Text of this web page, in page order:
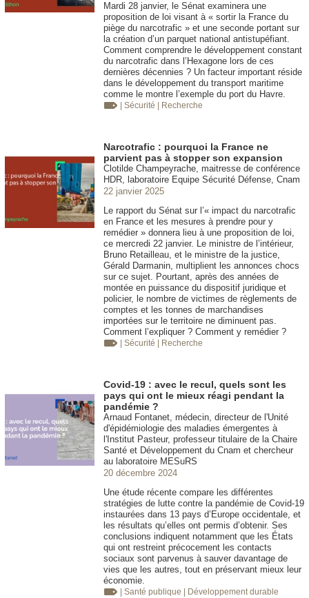
Mardi 28 janvier, le Sénat examinera une
proposition de loi visant à « sortir la France du
piège du narcotrafic » et une seconde portant sur
la création d’un parquet national antistupéfiant.
Comment comprendre le développement constant
du narcotrafic dans l’Hexagone lors de ces
dernières décennies ? Un facteur important réside
dans le développement du transport maritime
comme le montre l’exemple du port du Havre.
| Sécurité | Recherche
Narcotrafic : pourquoi la France ne
parvient pas à stopper son expansion
Clotilde Champeyrache, maitresse de conférence
HDR, laboratoire Equipe Sécurité Défense, Cnam
22 janvier 2025
Le rapport du Sénat sur l’« impact du narcotrafic
en France et les mesures à prendre pour y
remédier » donnera lieu à une proposition de loi,
ce mercredi 22 janvier. Le ministre de l’intérieur,
Bruno Retailleau, et le ministre de la justice,
Gérald Darmanin, multiplient les annonces chocs
sur ce sujet. Pourtant, après des années de
montée en puissance du dispositif juridique et
policier, le nombre de victimes de règlements de
comptes et les tonnes de marchandises
importées sur le territoire ne diminuent pas.
Comment l’expliquer ? Comment y remédier ?
| Sécurité | Recherche
Covid-19 : avec le recul, quels sont les
pays qui ont le mieux réagi pendant la
pandémie ?
Arnaud Fontanet, médecin, directeur de l'Unité
d'épidémiologie des maladies émergentes à
l'Institut Pasteur, professeur titulaire de la Chaire
Santé et Développement du Cnam et chercheur
au laboratoire MESuRS
20 décembre 2024
Une étude récente compare les différentes
stratégies de lutte contre la pandémie de Covid-19
instaurées dans 13 pays d’Europe occidentale, et
les résultats qu’elles ont permis d’obtenir. Ses
conclusions indiquent notamment que les États
qui ont restreint précocement les contacts
sociaux sont parvenus à sauver davantage de
vies que les autres, tout en préservant mieux leur
économie.
| Santé publique | Développement durable